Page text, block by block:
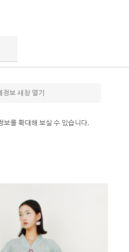
정보 새창 열기
보를 확대해 보실 수 있습니다.